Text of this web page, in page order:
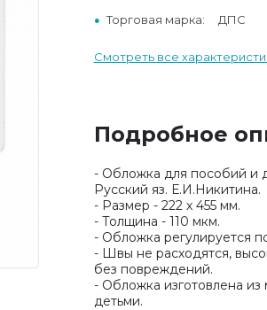
Торговая марка: ДПС
Смотреть все
Подробное
- Обложка для пособий и
Русский яз. Е.И.Никитина.
- Размер - 222 х 455 мм.
- Толщина - 110 мкм.
- Обложка регулируется
- Швы не расходятся,
без повреждений.
- Обложка изготовлена из
детьми.